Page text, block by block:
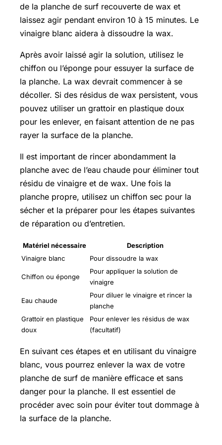
de la planche de surf recouverte de wax et
laissez agir pendant environ 10 à 15 minutes. Le
vinaigre blanc aidera à dissoudre la wax.
Après avoir laissé agir la solution, utilisez le
chiffon ou l’éponge pour essuyer la surface de
la planche. La wax devrait commencer à se
décoller. Si des résidus de wax persistent, vous
pouvez utiliser un grattoir en plastique doux
pour les enlever, en faisant attention de ne pas
rayer la surface de la planche.
Il est important de rincer abondamment la
planche avec de l’eau chaude pour éliminer tout
résidu de vinaigre et de wax. Une fois la
planche propre, utilisez un chiffon sec pour la
sécher et la préparer pour les étapes suivantes
de réparation ou d’entretien.
Matériel nécessaire
Description
Vinaigre blanc
Pour dissoudre la wax
Chiffon ou éponge
Pour appliquer la solution de
vinaigre
Eau chaude
Pour diluer le vinaigre et rincer la
planche
Grattoir en plastique
doux
Pour enlever les résidus de wax
(facultatif)
En suivant ces étapes et en utilisant du vinaigre
blanc, vous pourrez enlever la wax de votre
planche de surf de manière efficace et sans
danger pour la planche. Il est essentiel de
procéder avec soin pour éviter tout dommage à
la surface de la planche.